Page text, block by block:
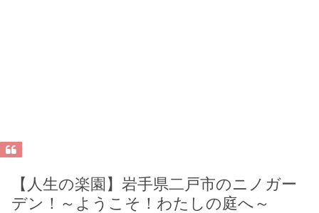
【人生の楽園】岩手県二戸市のニノガー
デン！～ようこそ！わたしの庭へ～